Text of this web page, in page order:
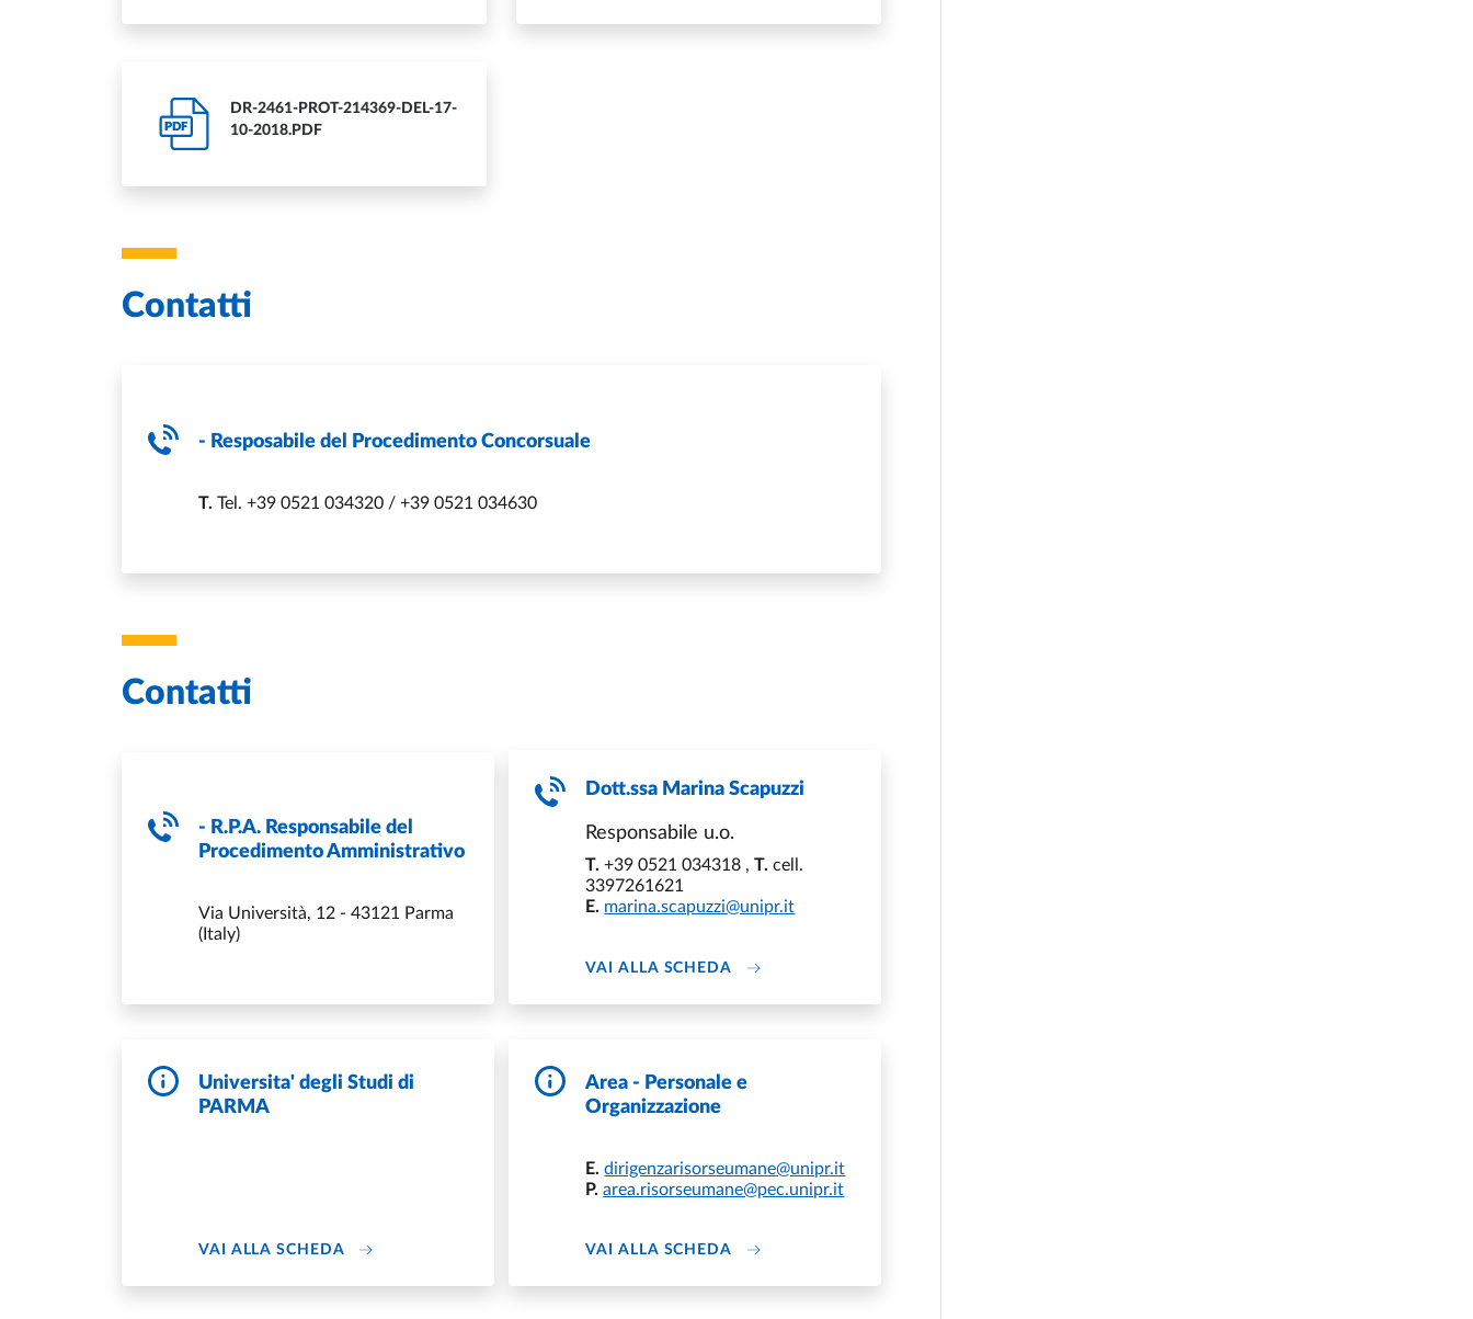
PDF
DR-2461-PROT-214369-DEL-17-
10-2018.PDF
Contatti
- Resposabile del Procedimento Concorsuale
T. Tel. +39 0521 034320 / +39 0521 034630
Contatti
- R.P.A. Responsabile del
Procedimento Amministrativo
Via Università, 12 - 43121 Parma
(Italy)
Dott.ssa Marina Scapuzzi
Responsabile u.o.
T. +39 0521 034318 ,T. cell.
3397261621
E. marina.scapuzzi@unipr.it
VAI ALLA SCHEDAABOUT MARINA SCAPUZZI
Universita' degli Studi di
PARMA
VAI ALLA SCHEDA DI UNIVERSITA' DEGLI STUDI DI PARMA
Area - Personale e
Organizzazione
E. dirigenzarisorseumane@unipr.it
P. area.risorseumane@pec.unipr.it
VAI ALLA SCHEDA DI AREA - PERSONALE E ORGANIZZAZIONE